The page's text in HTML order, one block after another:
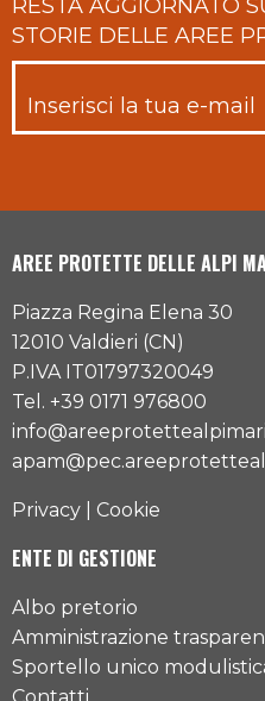
RESTA AGGIORNATO
STORIE DELLE AREE
AREE PROTETTE DELLE ALPI
Piazza Regina Elena 30
12010 Valdieri (CN)
P.IVA IT01797320049
Tel. +39 0171 976800
Privacy Cookie
ENTE DI GESTIONE
Albo pretorio
Amministrazione
Sportello unico